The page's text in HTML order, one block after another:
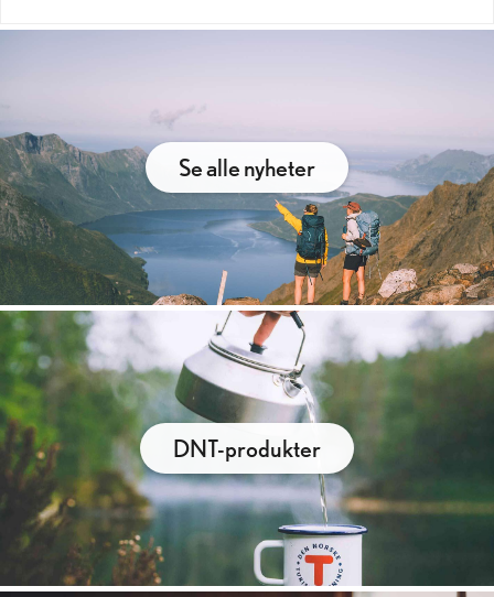
Se alle nyheter
DNT-produkter